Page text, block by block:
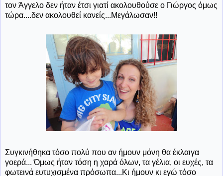
τον Άγγελο δεν ήταν έτσι γιατί ακολουθούσε ο Γιώργος όμως
τώρα....δεν ακολουθεί κανείς...Μεγάλωσαν!!
Συγκινήθηκα τόσο πολύ που αν ήμουν μόνη θα έκλαιγα
γοερά... Όμως ήταν τόση η χαρά όλων, τα γέλια, οι ευχές, τα
φωτεινά ευτυχισμένα πρόσωπα...Κι ήμουν κι εγώ τόσο